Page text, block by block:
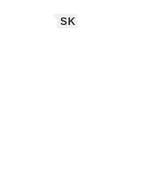
SK